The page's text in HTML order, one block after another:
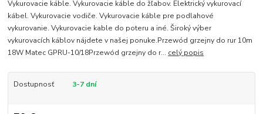
Vykurovacie káble. Vykurovacie káble do žľabov. Elektrický vykurovací
kábel. Vykurovacie vodiče. Vykurovacie káble pre podlahové
vykurovanie. Vykurovacie kable do poteru a iné. Široký výber
vykurovacích káblov nájdete v našej ponuke.Przewód grzejny do rur 10m
18W Matec GPRU-10/18Przewód grzejny do r... celý popis
Dostupnosť 3-7 dní